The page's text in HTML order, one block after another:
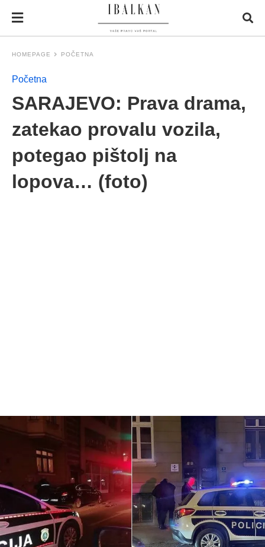
HOMEPAGE POČETNA
Početna
SARAJEVO: Prava drama,
zatekao provalu vozila,
potegao pištolj na
lopova… (foto)